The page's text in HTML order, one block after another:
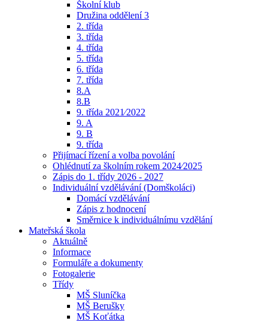
Školní klub
Družina oddělení 3
2. třída
3. třída
4. třída
5. třída
6. třída
7. třída
8.A
8.B
9. třída 2021⁄2022
9. A
9. B
9. třída
Přijímací řízení a volba povolání
Ohlédnutí za školním rokem 2024⁄2025
Zápis do 1. třídy 2026 - 2027
Individuální vzdělávání (Domškoláci)
Domácí vzdělávání
Zápis z hodnocení
Směrnice k individuálnímu vzdělání
Mateřská škola
Aktuálně
Informace
Formuláře a dokumenty
Fotogalerie
Třídy
MŠ Sluníčka
MŠ Berušky
MŠ Koťátka